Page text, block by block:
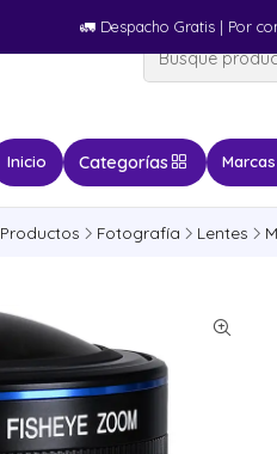
Inicio Categorías Marcas
🚛​ Despacho Gratis | Por
Productos Fotografía Lentes